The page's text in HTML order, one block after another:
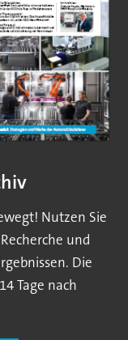
Nutzen Sie
und
Die
Tage nach